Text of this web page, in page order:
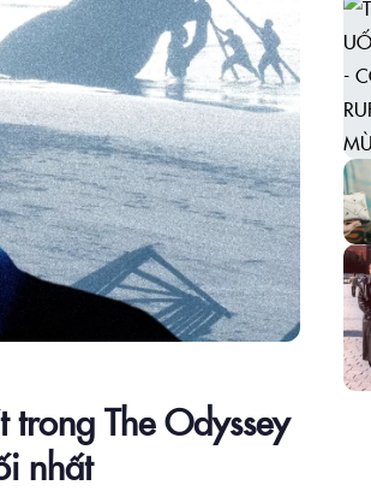
trong The Odyssey
nhất